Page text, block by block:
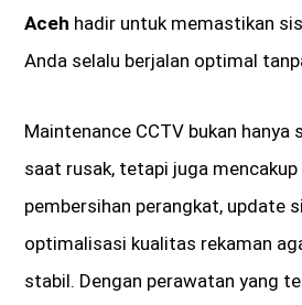
Aceh hadir untuk memastikan
Anda selalu berjalan optimal
Maintenance CCTV bukan hanya
saat rusak, tetapi juga mencakup
pembersihan perangkat, update
optimalisasi kualitas rekaman
stabil. Dengan perawatan yang